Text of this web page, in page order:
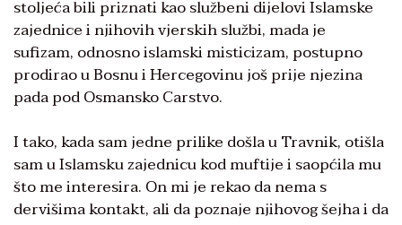
stoljeća bili priznati kao službeni dijelovi Islamske
zajednice i njihovih vjerskih službi, mada je
sufizam, odnosno islamski misticizam, postupno
prodirao u Bosnu i Hercegovinu još prije njezina
pada pod Osmansko Carstvo.
I tako, kada sam jedne prilike došla u Travnik, otišla
sam u Islamsku zajednicu kod muftije i saopćila mu
što me interesira. On mi je rekao da nema s
dervišima kontakt, ali da poznaje njihovog šejha i da